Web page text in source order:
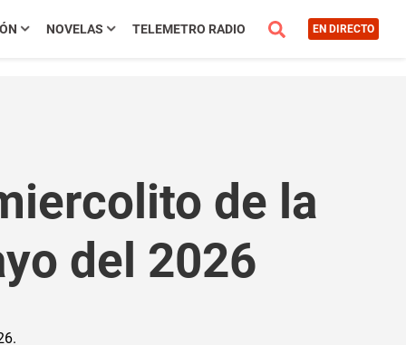
NOVELAS TELEMETRO RADIO EN DIRECTO
de la
del 2026